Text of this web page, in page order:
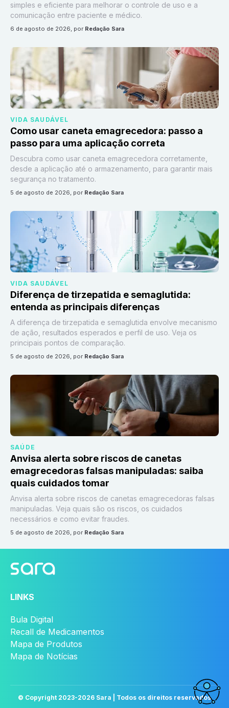
simples e eficiente para melhorar o controle de uso e a
comunicação entre paciente e médico.
6 de agosto de 2026, por Redação Sara
VIDA SAUDÁVEL
Como usar caneta emagrecedora: passo a
passo para uma aplicação correta
Descubra como usar caneta emagrecedora corretamente,
desde a aplicação até o armazenamento, para garantir mais
segurança no tratamento.
5 de agosto de 2026, por Redação Sara
VIDA SAUDÁVEL
Diferença de tirzepatida e semaglutida:
entenda as principais diferenças
A diferença de tirzepatida e semaglutida envolve mecanismo
de ação, resultados esperados e perfil de uso. Veja os
principais pontos de comparação.
5 de agosto de 2026, por Redação Sara
SAÚDE
Anvisa alerta sobre riscos de canetas
emagrecedoras falsas manipuladas: saiba
quais cuidados tomar
Anvisa alerta sobre riscos de canetas emagrecedoras falsas
manipuladas. Veja quais são os riscos, os cuidados
necessários e como evitar fraudes.
5 de agosto de 2026, por Redação Sara
LINKS
Bula Digital
Recall de Medicamentos
Mapa de Produtos
Mapa de Notícias
© Copyright 2023-2026 Sara | Todos os direitos reservados